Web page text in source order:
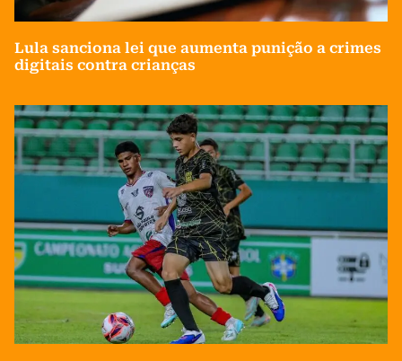
Lula sanciona lei que aumenta punição a crimes
digitais contra crianças